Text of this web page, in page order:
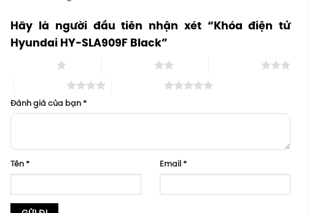
Hãy là người đầu tiên nhận xét “Khóa điện tử
Hyundai HY-SLA909F Black”
Đánh giá của bạn*
Tên* Email*